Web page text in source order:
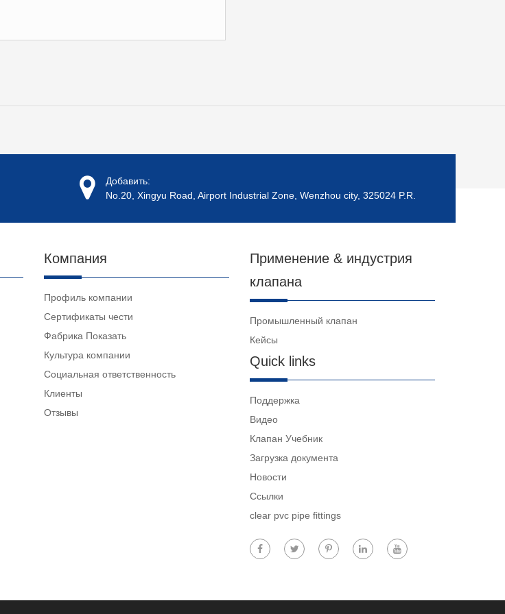
Добавить:
No.20, Xingyu Road, Airport Industrial Zone, Wenzhou city, 325024 P.R.
Компания
Профиль компании
Сертификаты чести
Фабрика Показать
Культура компании
Социальная ответственность
Клиенты
Отзывы
Применение & индустрия
клапана
Промышленный клапан
Кейсы
Quick links
Поддержка
Видео
Клапан Учебник
Загрузка документа
Новости
Ссылки
clear pvc pipe fittings